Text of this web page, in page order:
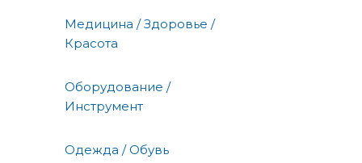
Медицина / Здоровье /
Красота
Оборудование /
Инструмент
Одежда / Обувь